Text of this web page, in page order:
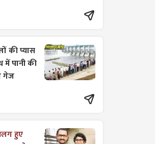
की प्यास
पानी की
गेज
हुए